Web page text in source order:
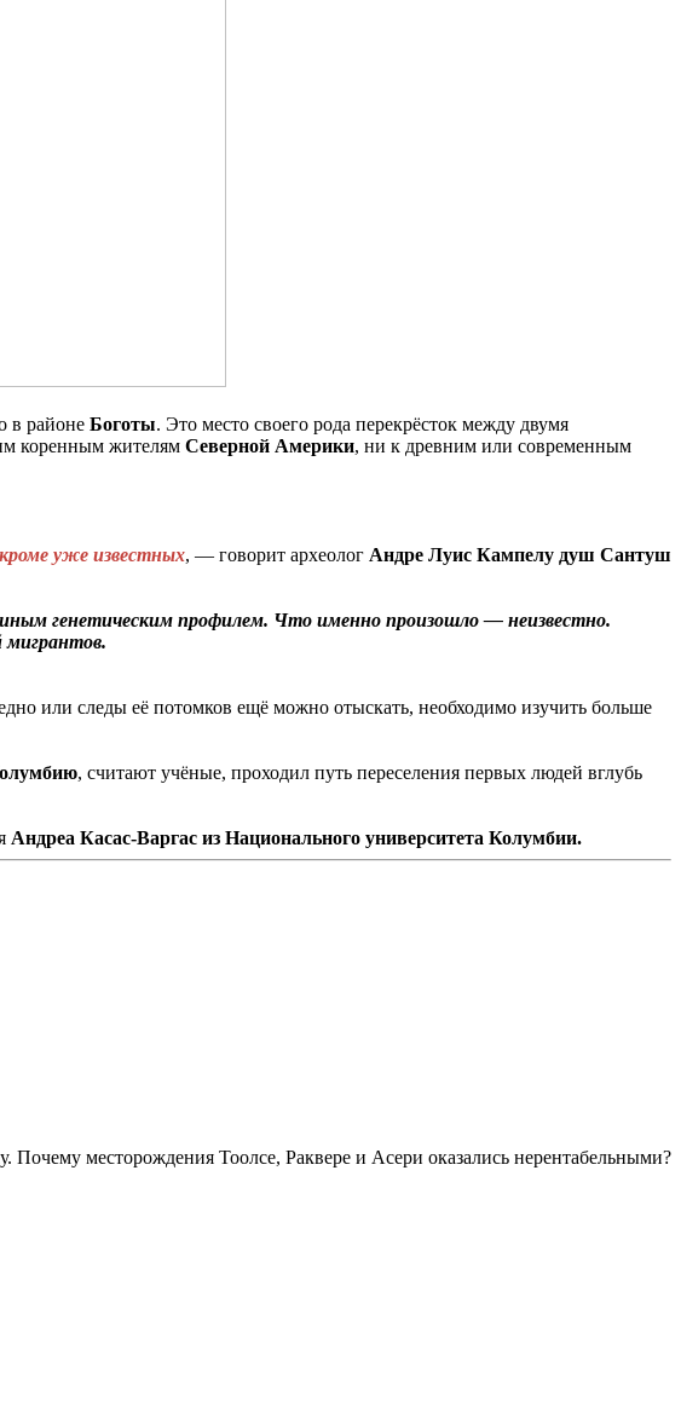
в районе Боготы. Это место своего рода перекрёсток между двумя
коренным жителям Северной Америки, ни к древним или современным
уже известных, — говорит археолог Андре Луис Кампелу душ Сантуш
иным генетическим профилем. Что именно произошло — неизвестно.
или следы её потомков ещё можно отыскать, необходимо изучить больше
, считают учёные, проходил путь переселения первых людей вглубь
Андреа Касас-Варгас из Национального университета Колумбии.
месторождения Тоолсе, Раквере и Асери оказались нерентабельными?